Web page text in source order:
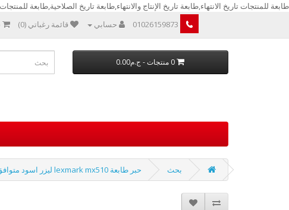
طابعة للمنتجات تاريخ الانتهاء,طابعة تاريخ الإنتاج والانتهاء,طابعة تاريخ الصلاحية,طابعة
01026159873
حسابي قائمة رغباتي (0)
0 منتجات - ج.م0.00
بحث حبر طابعة lexmark mx510 ليزر اسود متوافق